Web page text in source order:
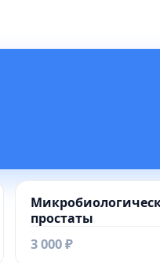
простаты
3 000 ₽